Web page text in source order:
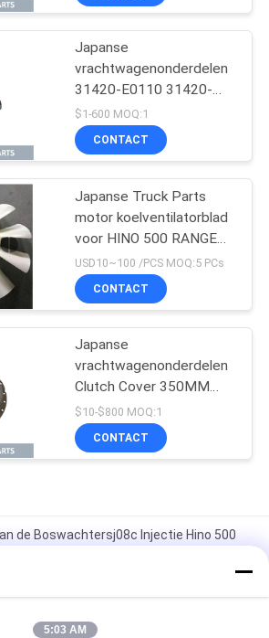
11101-E0541
Japanse
vrachtwagenonderdelen
31420-E0110 31420-
E0110HP
Koppelingshoofdcilinder
voor HINO 500 J08E
$1-600 MOQ:1
CONTACT
Japanse Truck Parts
motor koelventilatorblad
voor HINO 500 RANGER
J08E EURO 4 10
BLADEN
USD10~100 /PCS MOQ:5 PCs
CONTACT
Japanse
vrachtwagenonderdelen
Clutch Cover 350MM
31210-2621 HNC540
Voor HINO 500 RANGER
Truck J08C J08CT te
$10-$800 MOQ:1
CONTACT
de Boswachtersj08c Injectie Hino 500
van Hino J08E van
5:03 AM